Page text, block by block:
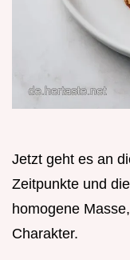
Jetzt geht es an
Zeitpunkte und
homogene
Charakter.